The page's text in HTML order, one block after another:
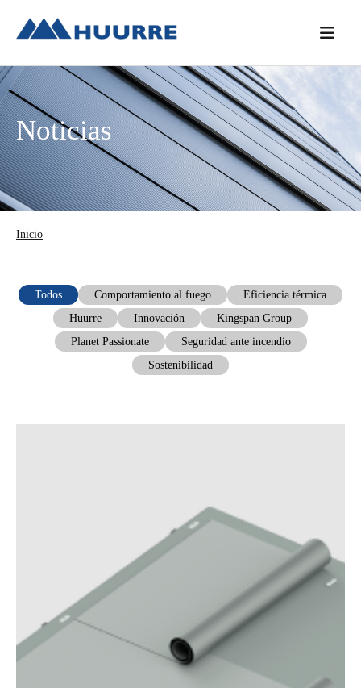
navegación
principal
principal
barra
lateral
principal
Noticias
Inicio
Todos Comportamiento al fuego
Eficiencia térmica
Huurre
Innovación
Kingspan Group
Planet Passionate
Seguridad ante incendio
Sostenibilidad